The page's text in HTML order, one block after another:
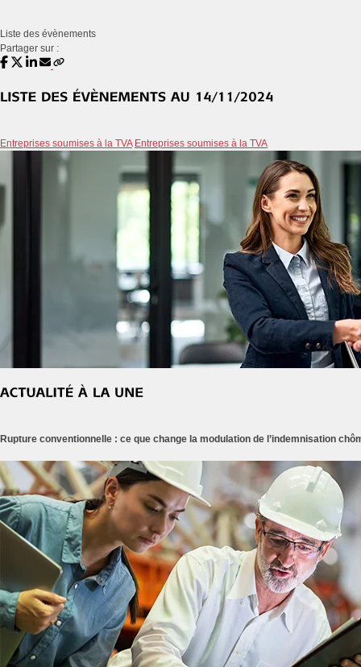
Liste des évènements
Partager sur :
Entreprises soumises à la TVA Entreprises soumises à la TVA
Rupture conventionnelle : ce que change la modulation de l’indemnisation